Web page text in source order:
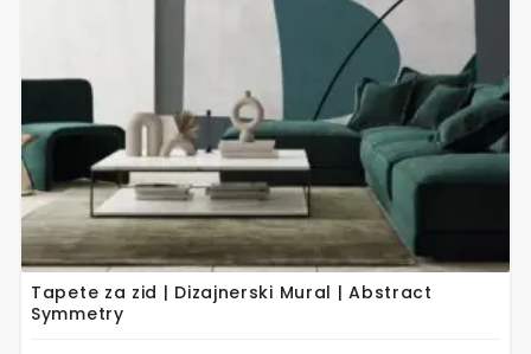
Tapete za zid | Dizajnerski Mural | Abstract
Symmetry
proizvoda